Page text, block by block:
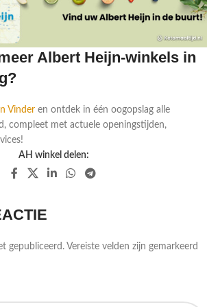
Albert Heijn-winkels in
Vinder en ontdek in één oogopslag alle
compleet met actuele openingstijden,
AH winkel delen:
gepubliceerd. Vereiste velden zijn gemarkeerd